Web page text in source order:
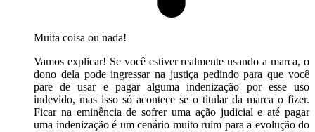
Muita coisa ou nada!
Vamos explicar! Se você estiver realmente usando a marca, o
dono dela pode ingressar na justiça pedindo para que você
pare de usar e pagar alguma indenização por esse uso
indevido, mas isso só acontece se o titular da marca o fizer.
Ficar na eminência de sofrer uma ação judicial e até pagar
uma indenização é um cenário muito ruim para a evolução do